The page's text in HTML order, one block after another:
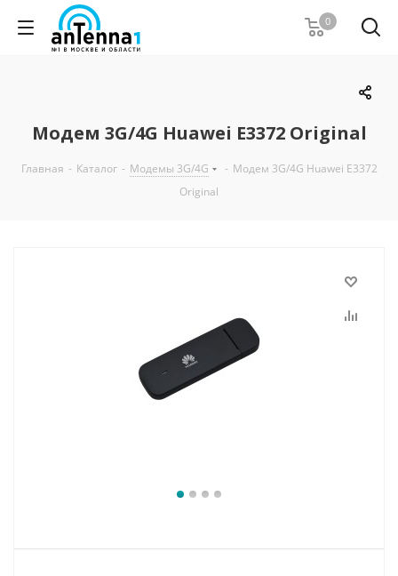
0
Модем 3G/4G Huawei E3372 Original
Главная - Каталог - Модемы 3G/4G - Модем 3G/4G Huawei E3372
Original